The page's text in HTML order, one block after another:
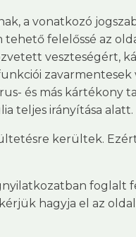
a vonatkozó
felelőssé az
veszteségért,
és más kártékony
teljes irányítása alatt.
kerültek.
foglalt
hagyja el az